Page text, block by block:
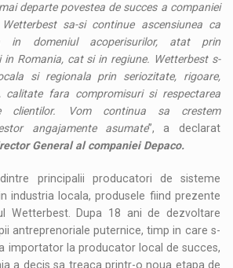
departe povestea de succes a companiei
sa-si continue ascensiunea ca
in domeniul acoperisurilor, atat prin
in Romania, cat si in regiune. Wetterbest s-
si regionala prin seriozitate, rigoare,
calitate fara compromisuri si respectarea
clientilor. Vom continua sacrestem
angajamente asumate”, a declarat
General al companiei Depaco.
principalii producatori de sisteme
industria locala, produsele fiind prezente
Wetterbest. Dupa 18 ani de dezvoltare
antreprenoriale puternice, timp in care s-
importator la producator local de succes,
a decis sa treaca printr-o noua etapa de